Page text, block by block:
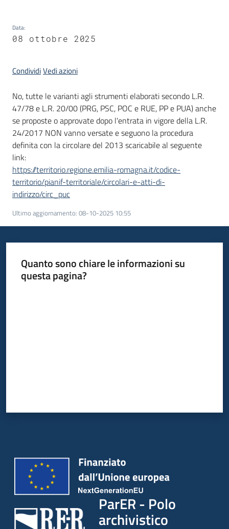
Data:
08 ottobre 2025
CondividiVedi azioni
No, tutte le varianti agli strumenti elaborati secondo L.R.
47/78 e L.R. 20/00 (PRG, PSC, POC e RUE, PP e PUA) anche
se proposte o approvate dopo l'entrata in vigore della L.R.
24/2017 NON vanno versate e seguono la procedura
definita con la circolare del 2013 scaricabile al seguente
link:
https://territorio.regione.emilia-romagna.it/codice-
territorio/pianif-territoriale/circolari-e-atti-di-
indirizzo/circ_puc
Ultimo aggiornamento: 08-10-2025 10:55
Quanto sono chiare le informazioni su
questa pagina?
ParER - Polo
archivistico